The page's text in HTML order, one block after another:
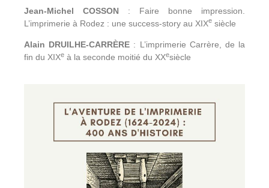
Jean-Michel COSSON : Faire bonne impression.
L’imprimerie à Rodez : une success-story au XIXe siècle
Alain DRUILHE-CARRÈRE : L’imprimerie Carrère, de la
fin du XIXe à la seconde moitié du XXesiècle